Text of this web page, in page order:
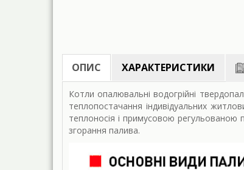
ОПИС ХАРАКТЕРИСТИКИ
Котли опалювальні водогрійні
теплопостачання індивідуальних
теплоносія і примусовою регульованою
згорання палива.